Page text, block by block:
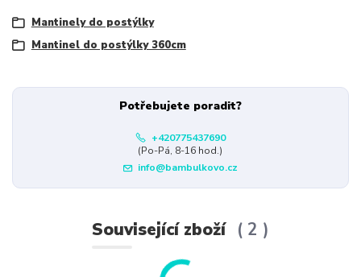
Mantinely do postýlky
Mantinel do postýlky 360cm
Potřebujete poradit?
+420775437690
(Po-Pá, 8-16 hod.)
info@bambulkovo.cz
Související zboží 2